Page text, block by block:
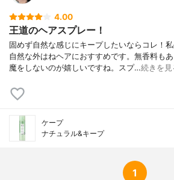
4.00
王道のヘアスプレー！
固めず自然な感じにキープしたいならコレ！
自然な外はねヘアにおすすめです。無香料も
魔をしないのが嬉しいですね。スプ…続きを見
ケープ
ナチュラル&キープ
1